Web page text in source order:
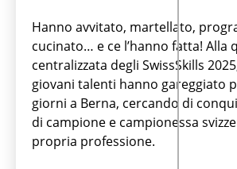
Hanno avvitato, martellato,
cucinato… e ce l’hanno fatta! Alla
centralizzata degli SwissSkills
giovani talenti hanno gareggiato
giorni a Berna, cercando di
di campione e campionessa
propria professione.